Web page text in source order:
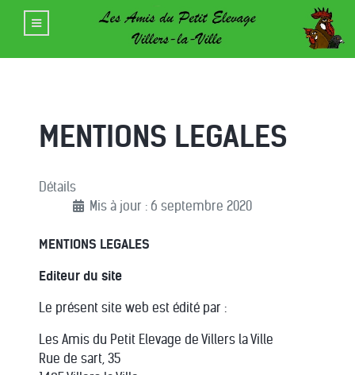
MENTIONS LEGALES
Détails
Mis à jour : 6 septembre 2020
MENTIONS LEGALES
Editeur du site
Le présent site web est édité par :
Les Amis du Petit Elevage de Villers la Ville
Rue de sart, 35